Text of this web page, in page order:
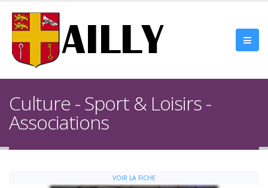
Culture - Sport & Loisirs -
Associations
VOIR LA FICHE